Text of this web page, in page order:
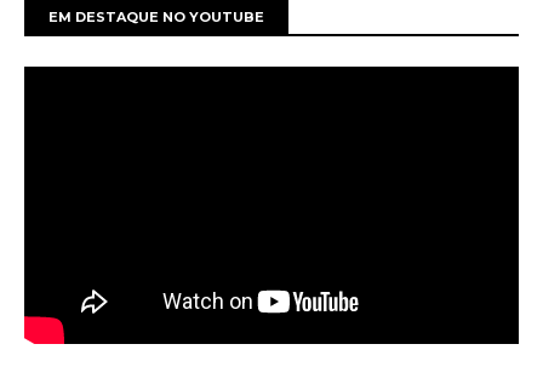
EM DESTAQUE NO YOUTUBE